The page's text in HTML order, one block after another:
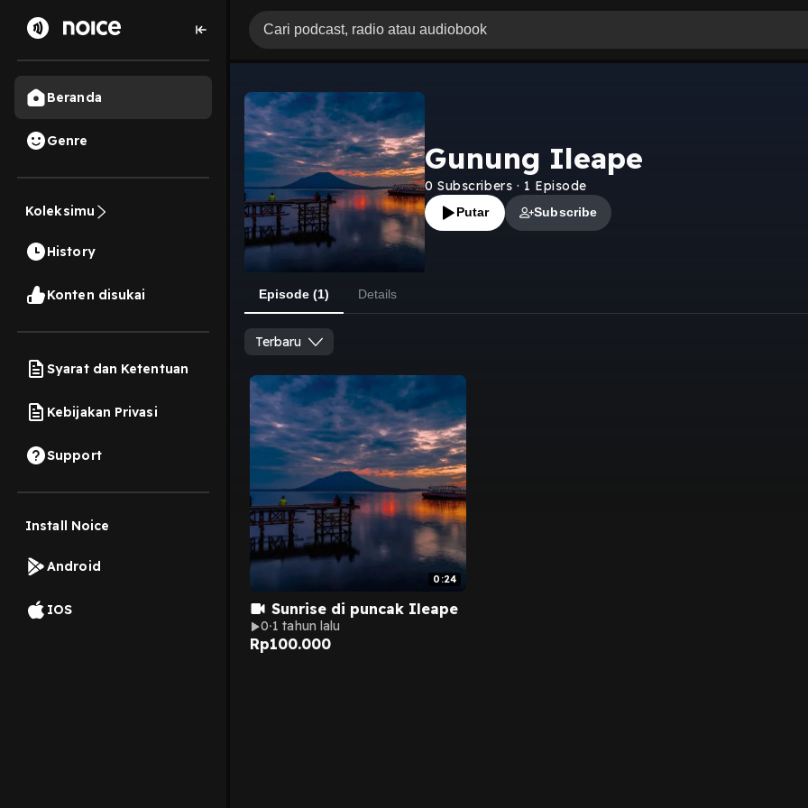
Beranda
Genre
Koleksimu
History
Konten disukai
Syarat dan Ketentuan
Kebijakan Privasi
Support
Install Noice
Android
IOS
Gunung Ileape
0 Subscribers · 1 Episode
Putar Subscribe
Episode (1) Details
Terbaru
0:24
Sunrise di puncak Ileape
0 1 tahun lalu
Rp100.000